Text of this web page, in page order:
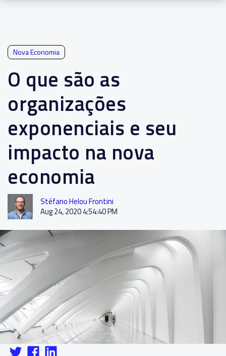
Nova Economia
O que são as
organizações
exponenciais e seu
impacto na nova
economia
Stéfano Helou Frontini
Aug 24, 2020 4:54:40 PM